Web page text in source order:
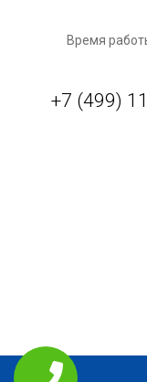
Время
+7 (499)